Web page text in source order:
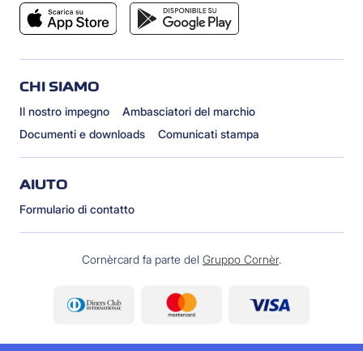
CHI SIAMO
Il nostro impegno
Ambasciatori del marchio
Documenti e downloads
Comunicati stampa
AIUTO
Formulario di contatto
Cornèrcard fa parte del Gruppo Cornèr.